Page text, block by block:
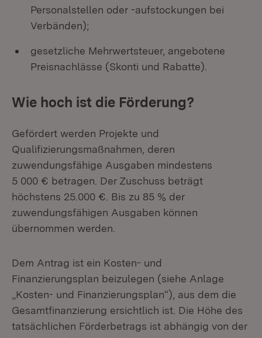
Personalstellen oder -aufstockungen bei
Verbänden);
gesetzliche Mehrwertsteuer, angebotene
Preisnachlässe (Skonti und Rabatte).
Wie hoch ist die Förderung?
Gefördert werden Projekte und
Qualifizierungsmaßnahmen, deren
zuwendungsfähige Ausgaben mindestens
5 000 € betragen. Der Zuschuss beträgt
höchstens 25.000 €. Bis zu 85 % der
zuwendungsfähigen Ausgaben können
übernommen werden.
Dem Antrag ist ein Kosten- und
Finanzierungsplan beizulegen (siehe Anlage
„Kosten- und Finanzierungsplan“), aus dem die
Gesamtfinanzierung ersichtlich ist. Die Höhe des
tatsächlichen Förderbetrags ist abhängig von der